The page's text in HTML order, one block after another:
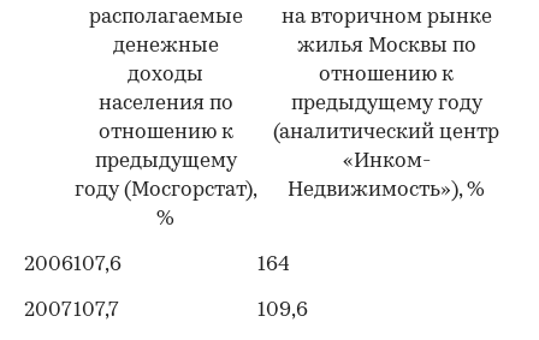
располагаемые
денежные
доходы
населения по
отношению к
предыдущему
году (Мосгорстат),
%
на вторичном рынке
жилья Москвы по
отношению к
предыдущему году
(аналитический центр
«Инком-
Недвижимость»), %
2006107,6 164
2007107,7 109,6